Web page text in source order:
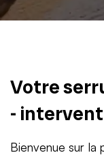
Votre
-
Bienvenue sur la